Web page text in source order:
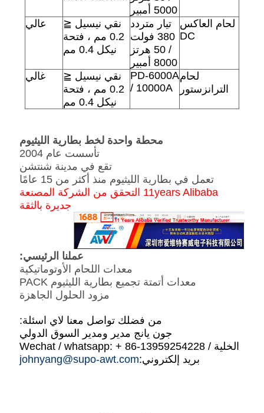
5000 أمبير
لحام العاكس
DC
تيار متردد
380 فولت
/ 50 هرتز
8000 أمبير
نقي نيسيل ≦
0.2 مم ، فتحة
نيكل 0.4 مم
عالي
لحام
الترانزستور
PD-6000A
/ 10000A
نقي نيسيل ≦
0.2 مم ، فتحة
نيكل 0.4 مم
غالي
محطة واحدة لخط بطارية الليثيوم
تأسست عام 2004
تقع في مدينة شنتشن
تعمل في بطارية الليثيوم منذ أكثر من 15 عامًا
11years Alibaba التحقق من الشركة المصنعة
جديرة بالثقة
عملنا الرئيسي:
معدات اللحام الأوتوماتيكية
معدات أتمتة تجميع بطارية الليثيوم PACK
مزود الحلول الجاهزة
من فضلك تواصل معنا لاي اسئلة:
جون يانج مدير ومدير السوق الدولي
الخلية / Wechat / whatsapp: + 86-13959254228
بريد إلكتروني:johnyang@supo-awt.com